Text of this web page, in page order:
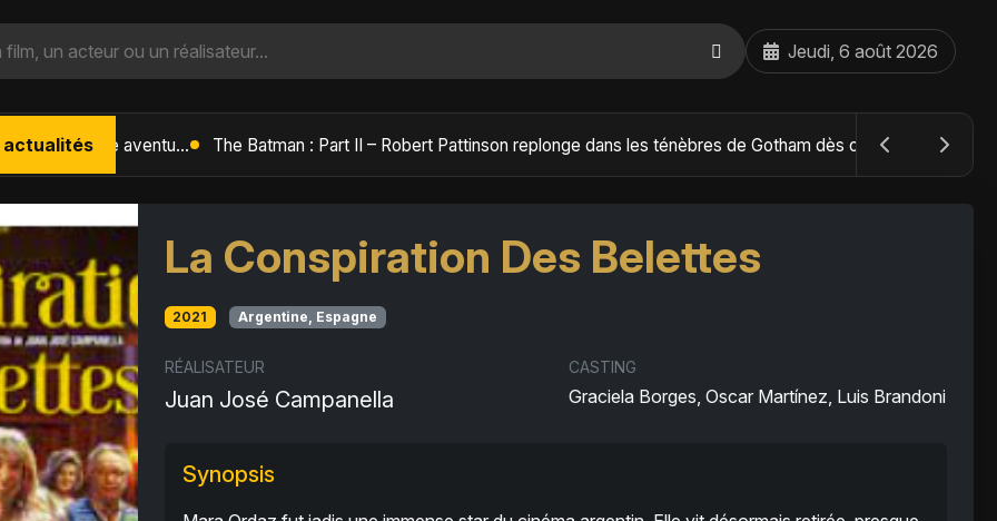
Jeudi, 6 août 2026
actualités L'Âge de Glace : Le Réveil du Volcan – Manny, Sid et Diego de retour pour une aventure explosive The Batman : Part II – Robert Pattinson replonge dans les ténèbres de Gotham dès octobre 2027
La Conspiration Des Belettes
2021 Argentine, Espagne
RÉALISATEUR
Juan José Campanella
CASTING
Graciela Borges, Oscar Martínez, Luis Brandoni
Synopsis